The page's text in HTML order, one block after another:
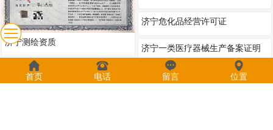
济宁测绘资质
首页 电话 留言 位置